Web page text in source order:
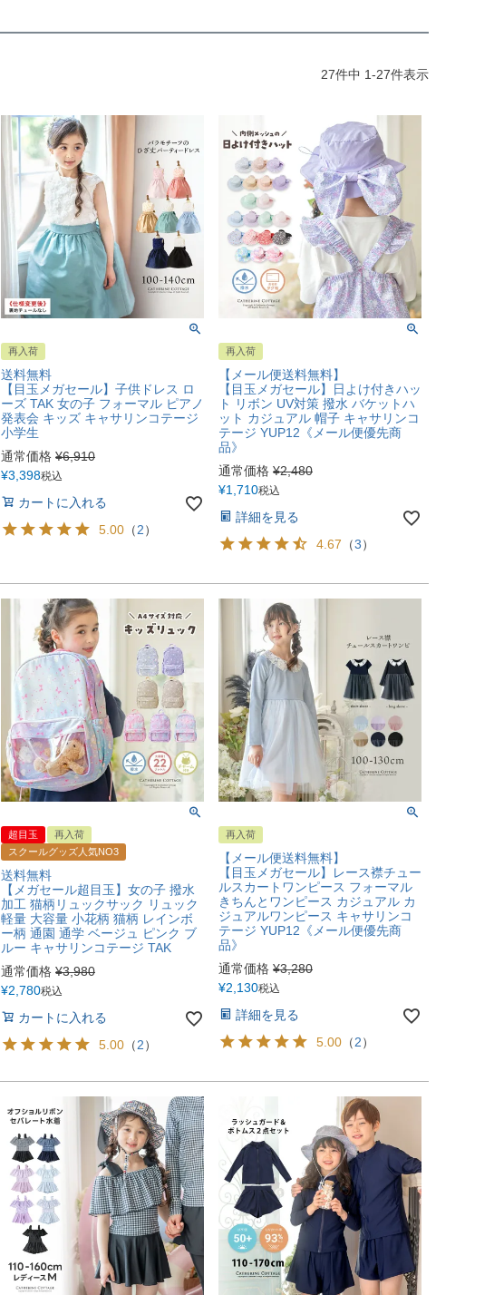
27件中 1-27件表示
再入荷
送料無料
【目玉メガセール】子供ドレス ロ
ーズ TAK 女の子 フォーマル ピアノ
発表会 キッズ キャサリンコテージ
小学生
通常価格 ¥6,910
¥3,398税込
カートに入れる
5.00 （2）
再入荷
【メール便送料無料】
【目玉メガセール】日よけ付きハッ
ト リボン UV対策 撥水 バケットハ
ット カジュアル 帽子 キャサリンコ
テージ YUP12《メール便優先商
品》
通常価格 ¥2,480
¥1,710税込
詳細を見る
4.67 （3）
超目玉
再入荷
スクールグッズ人気NO3
送料無料
【メガセール超目玉】女の子 撥水
加工 猫柄リュックサック リュック
軽量 大容量 小花柄 猫柄 レインボ
ー柄 通園 通学 ベージュ ピンク ブ
ルー キャサリンコテージ TAK
通常価格 ¥3,980
¥2,780税込
カートに入れる
5.00 （2）
再入荷
【メール便送料無料】
【目玉メガセール】レース襟チュー
ルスカートワンピース フォーマル
きちんとワンピース カジュアル カ
ジュアルワンピース キャサリンコ
テージ YUP12《メール便優先商
品》
通常価格 ¥3,280
¥2,130税込
詳細を見る
5.00 （2）